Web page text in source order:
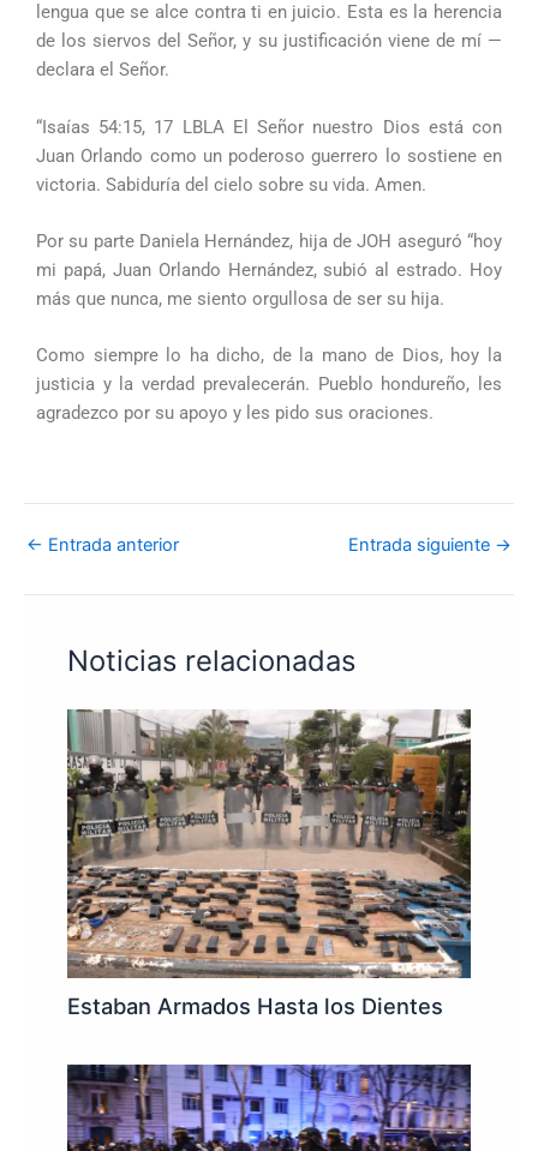
lengua que se alce contra ti en juicio. Esta es la herencia
de los siervos del Señor, y su justificación viene de mí —
declara el Señor.
“Isaías 54:15, 17 LBLA El Señor nuestro Dios está con
Juan Orlando como un poderoso guerrero lo sostiene en
victoria. Sabiduría del cielo sobre su vida. Amen.
Por su parte Daniela Hernández, hija de JOH aseguró “hoy
mi papá, Juan Orlando Hernández, subió al estrado. Hoy
más que nunca, me siento orgullosa de ser su hija.
Como siempre lo ha dicho, de la mano de Dios, hoy la
justicia y la verdad prevalecerán. Pueblo hondureño, les
agradezco por su apoyo y les pido sus oraciones.
← Entrada anterior Entrada siguiente →
Noticias relacionadas
Estaban Armados Hasta los Dientes